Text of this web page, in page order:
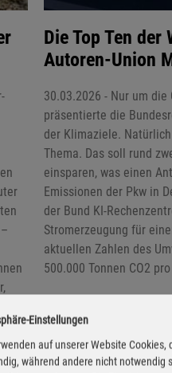
Die Top Ten der
Autoren-Union
30.03.2026 - Nur um
präsentierte die
der Klimaziele.
Thema. Das soll rund
einsparen, was einen
Emissionen der Pkw in
der Bund KI-
Stromerzeugung für
aktuellen Zahlen des
500.000 Tonnen CO2
Einstellungen
auf unserer Website
während andere nicht notwendig